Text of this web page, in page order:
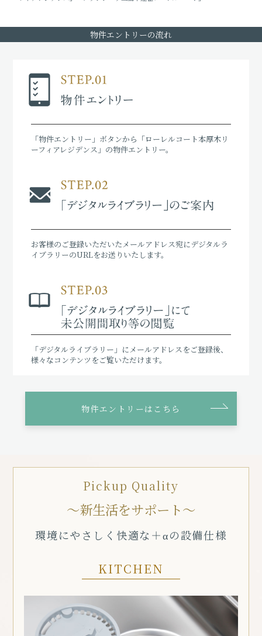
物件エントリーの流れ
「物件エントリー」ボタンから「ローレルコート本厚木リ
ーフィアレジデンス」の物件エントリー。
お客様のご登録いただいたメールアドレス宛にデジタルラ
イブラリーのURLをお送りいたします。
「デジタルライブラリー」にメールアドレスをご登録後、
様々なコンテンツをご覧いただけます。
物件エントリーはこちら
Pickup Quality
〜新生活をサポート〜
環境にやさしく快適な ＋αの設備仕様
KITCHEN